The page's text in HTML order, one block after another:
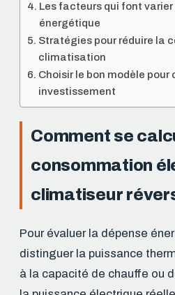
Les facteurs qui font
énergétique
Stratégies pour réduire la
climatisation
Choisir le bon modèle pour
investissement
Comment se
consommation
climatiseur
Pour évaluer la dépense
distinguer la puissance
à la capacité de chauffe ou